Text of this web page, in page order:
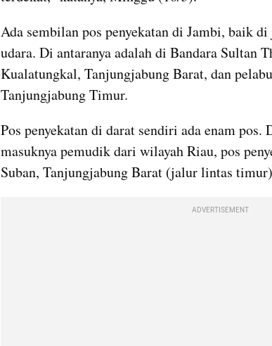
Ada sembilan pos penyekatan di Jambi, baik
udara. Di antaranya adalah di Bandara Sultan
Kualatungkal, Tanjungjabung Barat, dan
Tanjungjabung Timur.
Pos penyekatan di darat sendiri ada enam pos.
masuknya pemudik dari wilayah Riau, pos
Suban, Tanjungjabung Barat (jalur lintas
ADVERTISEMENT